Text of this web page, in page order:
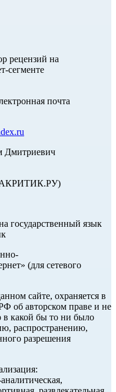
рецензий на
сегменте
почта
Дмитриевич
государственный язык
(для сетевого
сайте, охраняется в
об авторском праве и не
в какой бы то ни было
распространению,
разрешения